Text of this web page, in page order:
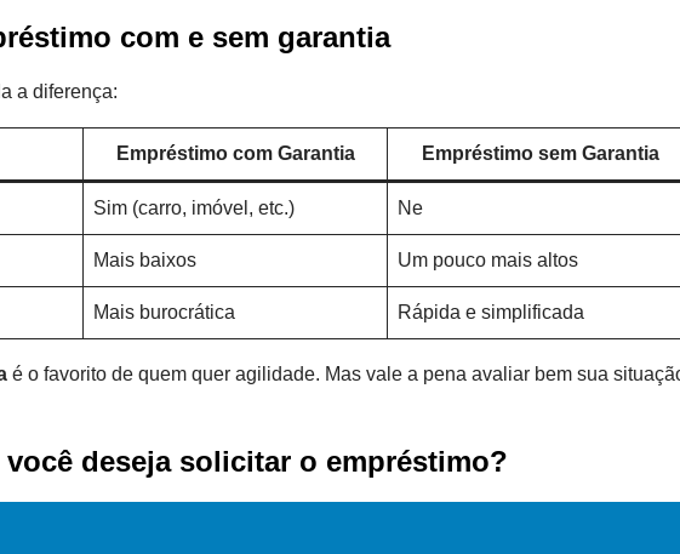
com e sem garantia
a diferença:
Empréstimo com Garantia Empréstimo sem Garantia
Sim (carro, imóvel, etc.) Ne
Mais baixos Um pouco mais altos
Mais burocrática Rápida e simplificada
é o favorito de quem quer agilidade. Mas vale a pena avaliar bem sua
deseja solicitar o empréstimo?